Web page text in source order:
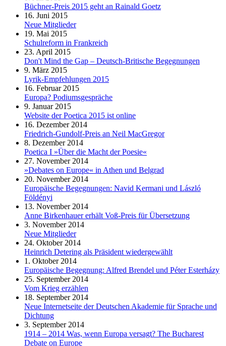
Büchner-Preis 2015 geht an Rainald Goetz
16. Juni 2015
Neue Mitglieder
19. Mai 2015
Schulreform in Frankreich
23. April 2015
Don't Mind the Gap – Deutsch-Britische Begegnungen
9. März 2015
Lyrik-Empfehlungen 2015
16. Februar 2015
Europa? Podiumsgespräche
9. Januar 2015
Website der Poetica 2015 ist online
16. Dezember 2014
Friedrich-Gundolf-Preis an Neil MacGregor
8. Dezember 2014
Poetica I »Über die Macht der Poesie«
27. November 2014
»Debates on Europe« in Athen und Belgrad
20. November 2014
Europäische Begegnungen: Navid Kermani und László
Földényi
13. November 2014
Anne Birkenhauer erhält Voß-Preis für Übersetzung
3. November 2014
Neue Mitglieder
24. Oktober 2014
Heinrich Detering als Präsident wiedergewählt
1. Oktober 2014
Europäische Begegnung: Alfred Brendel und Péter Esterházy
25. September 2014
Vom Krieg erzählen
18. September 2014
Neue Internetseite der Deutschen Akademie für Sprache und
Dichtung
3. September 2014
1914 – 2014 Was, wenn Europa versagt? The Bucharest
Debate on Europe